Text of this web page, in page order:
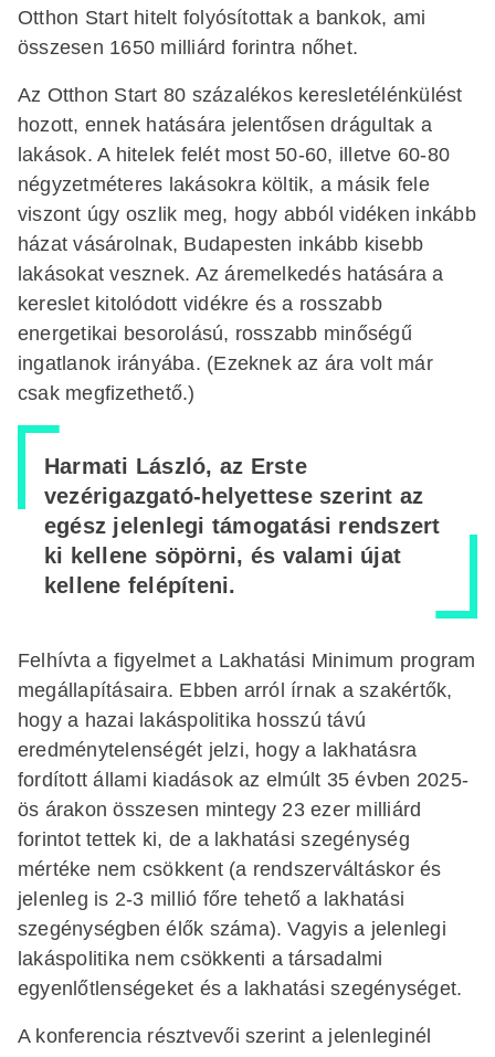
Otthon Start hitelt folyósítottak a bankok, ami
összesen 1650 milliárd forintra nőhet.
Az Otthon Start 80 százalékos keresletélénkülést
hozott, ennek hatására jelentősen drágultak a
lakások. A hitelek felét most 50-60, illetve 60-80
négyzetméteres lakásokra költik, a másik fele
viszont úgy oszlik meg, hogy abból vidéken inkább
házat vásárolnak, Budapesten inkább kisebb
lakásokat vesznek. Az áremelkedés hatására a
kereslet kitolódott vidékre és a rosszabb
energetikai besorolású, rosszabb minőségű
ingatlanok irányába. (Ezeknek az ára volt már
csak megfizethető.)
Harmati László, az Erste
vezérigazgató-helyettese szerint az
egész jelenlegi támogatási rendszert
ki kellene söpörni, és valami újat
kellene felépíteni.
Felhívta a figyelmet a Lakhatási Minimum program
megállapításaira. Ebben arról írnak a szakértők,
hogy a hazai lakáspolitika hosszú távú
eredménytelenségét jelzi, hogy a lakhatásra
fordított állami kiadások az elmúlt 35 évben 2025-
ös árakon összesen mintegy 23 ezer milliárd
forintot tettek ki, de a lakhatási szegénység
mértéke nem csökkent (a rendszerváltáskor és
jelenleg is 2-3 millió főre tehető a lakhatási
szegénységben élők száma). Vagyis a jelenlegi
lakáspolitika nem csökkenti a társadalmi
egyenlőtlenségeket és a lakhatási szegénységet.
A konferencia résztvevői szerint a jelenleginél